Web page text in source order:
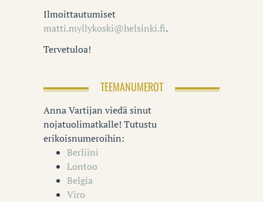
Ilmoittautumiset
matti.myllykoski@helsinki.fi.
Tervetuloa!
TEEMANUMEROT
Anna Vartijan viedä sinut
nojatuolimatkalle! Tutustu
erikoisnumeroihin:
Berliini
Lontoo
Belgia
Viro